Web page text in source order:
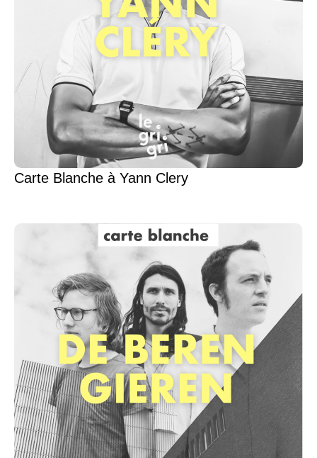
Carte Blanche à Yann Clery